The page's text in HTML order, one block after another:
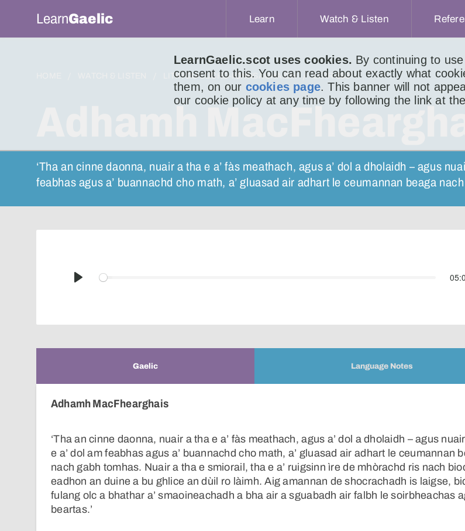
LearnGaelic.scot uses cookies. By continuing to
consent to this. You can read about exactly what
them, on our cookies page. This banner will not
our cookie policy at any time by following the link at
LearnGaelic Learn Watch & Listen
LITIR DO LUCHD-IONNSACHAIDH LITIR 889
Adhamh
‘Tha an cinne daonna, nuair a tha e a’ fàs meathach, agus a’ dol a dholaidh – agus
feabhas agus a’ buannachd cho math, a’ gluasad air adhart le ceumannan beaga
Play
Gaelic Language Notes
Adhamh MacFhearghais
‘Tha an cinne daonna, nuair a tha e a’ fàs meathach, agus a’ dol a dholaidh – agus
e a’ dol am feabhas agus a’ buannachd cho math, a’ gluasad air adhart le ceumannan
nach gabh tomhas. Nuair a tha e smiorail, tha e a’ ruigsinn ìre de mhòrachd ris nach
eadhon an duine a bu ghlice an dùil ro làimh. Aig amannan de shocrachadh is laigse,
fulang olc a bhathar a’ smaoineachadh a bha air a sguabadh air falbh le soirbheachas
beartas.’